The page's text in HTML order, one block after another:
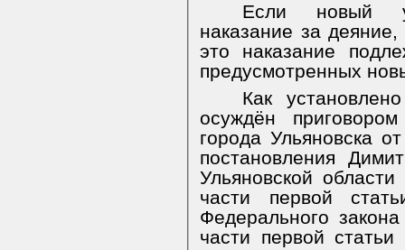
Если новый
наказание за
это наказание
предусмотренных
Как
осуждён
города Ульяновска
постановления
Ульяновской
части первой
Федерального
части первой